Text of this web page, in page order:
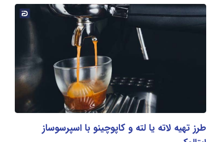
طرز تهیه لاته یا لته و کاپوچینو با اسپرسوساز